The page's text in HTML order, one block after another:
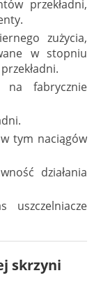
przekładni,
zużycia,
w stopniu
na fabrycznie
tym naciągów
działania
skrzyni